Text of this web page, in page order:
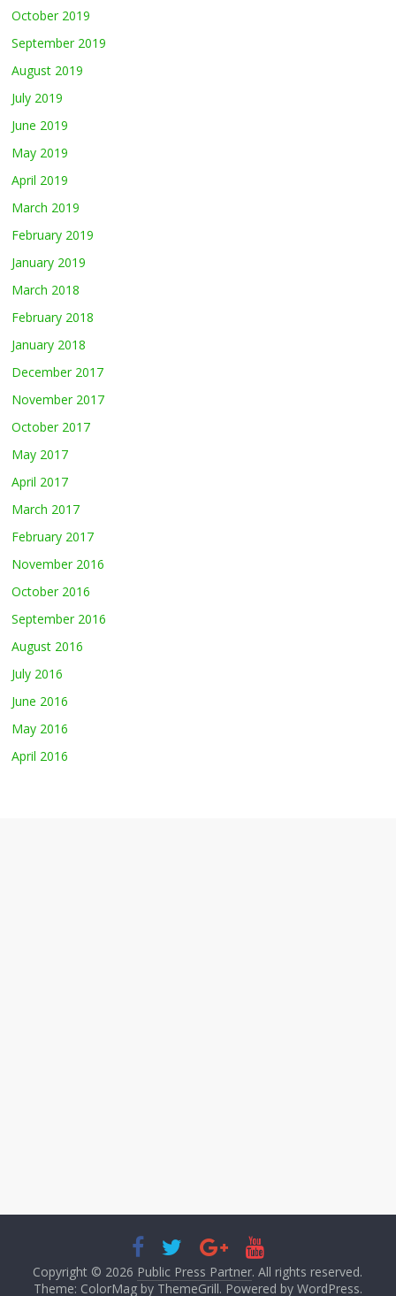
October 2019
September 2019
August 2019
July 2019
June 2019
May 2019
April 2019
March 2019
February 2019
January 2019
March 2018
February 2018
January 2018
December 2017
November 2017
October 2017
May 2017
April 2017
March 2017
February 2017
November 2016
October 2016
September 2016
August 2016
July 2016
June 2016
May 2016
April 2016
Copyright © 2026 Public Press Partner. All rights reserved.
Theme: ColorMag by ThemeGrill. Powered by WordPress.